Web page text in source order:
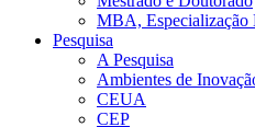
MBA, Especialização
Pesquisa
A Pesquisa
Ambientes de
CEUA
CEP